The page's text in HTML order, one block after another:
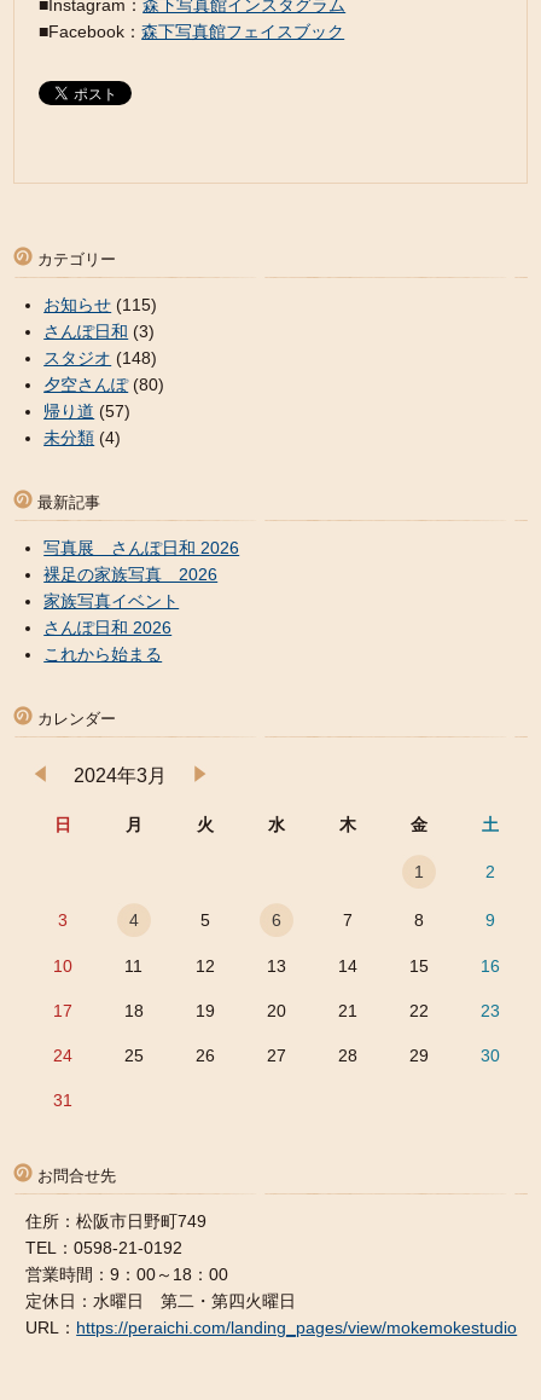
■Instagram：森下写真館インスタグラム
■Facebook：森下写真館フェイスブック
カテゴリー
お知らせ (115)
さんぽ日和 (3)
スタジオ (148)
夕空さんぽ(80)
帰り道 (57)
未分類 (4)
最新記事
写真展 さんぽ日和 2026
裸足の家族写真 2026
家族写真イベント
さんぽ日和 2026
これから始まる
カレンダー
2024年3月
日 月 火 水 木 金 土
1 2
3 4 5 6 7 8 9
10 11 12 13 14 15 16
17 18 19 20 21 22 23
24 25 26 27 28 29 30
31
お問合せ先
住所：松阪市日野町749
TEL：0598-21-0192
営業時間：9：00～18：00
定休日：水曜日 第二・第四火曜日
URL： https://peraichi.com/landing_pages/view/mokemokestudio